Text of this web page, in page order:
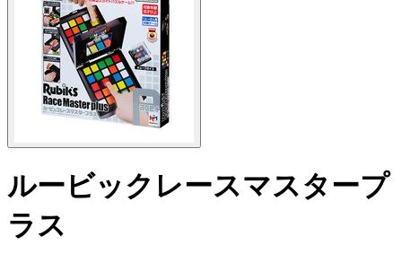
ルービックレースマスタープ
ラス